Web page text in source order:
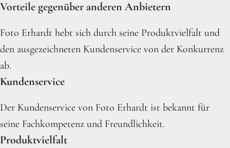
Vorteile gegenüber anderen Anbietern
Foto Erhardt hebt sich durch seine Produktvielfalt und
den ausgezeichneten Kundenservice von der Konkurrenz
ab.
Kundenservice
Der Kundenservice von Foto Erhardt ist bekannt für
seine Fachkompetenz und Freundlichkeit.
Produktvielfalt